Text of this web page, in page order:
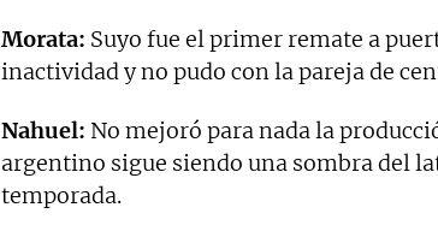
Morata: Suyo fue el primer remate a
inactividad y no pudo con la pareja de
Nahuel: No mejoró para nada la
argentino sigue siendo una sombra del
temporada.